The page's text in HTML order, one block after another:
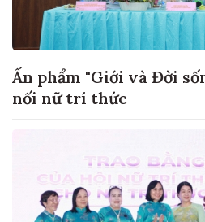
Ấn phẩm "Giới và Đời
nối nữ trí thức